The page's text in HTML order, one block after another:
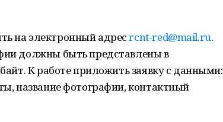
на электронный адресrcnt-red@mail.ru.
должны быть представлены в
К работе приложить заявку с данными:
название фотографии, контактный